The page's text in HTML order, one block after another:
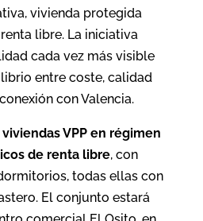
vivienda protegida
libre. La iniciativa
cada vez más visible
entre coste, calidad
con Valencia.
viviendas VPP en régimen
de renta libre, con
todas ellas con
El conjunto estará